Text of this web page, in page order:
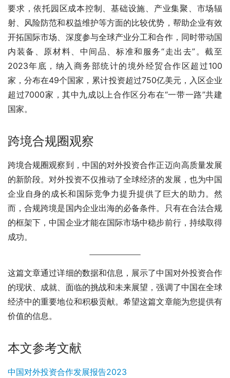
要求，依托园区成本控制、基础设施、产业集聚、市场辐
射、风险防范和权益维护等方面的比较优势，帮助企业有效
开拓国际市场、深度参与全球产业分工和合作，同时带动国
内装备、原材料、中间品、标准和服务“走出去”。截至
2023年底，纳入商务部统计的境外经贸合作区超过100
家，分布在49个国家，累计投资超过750亿美元，入区企业
超过7000家，其中九成以上合作区分布在“一带一路”共建
国家。
跨境合规圈观察
跨境合规圈观察到，中国的对外投资合作正迈向高质量发展
的新阶段。对外投资不仅推动了全球经济的发展，也为中国
企业自身的成长和国际竞争力提升提供了巨大的助力。然
而，合规跨境是国内企业出海的必备条件。只有在合法合规
的框架下，中国企业才能在国际市场中稳步前行，持续取得
成功。
这篇文章通过详细的数据和信息，展示了中国对外投资合作
的现状、成就、面临的挑战和未来展望，强调了中国在全球
经济中的重要地位和积极贡献。希望这篇文章能为您提供有
价值的信息。
本文参考文献
中国对外投资合作发展报告2023